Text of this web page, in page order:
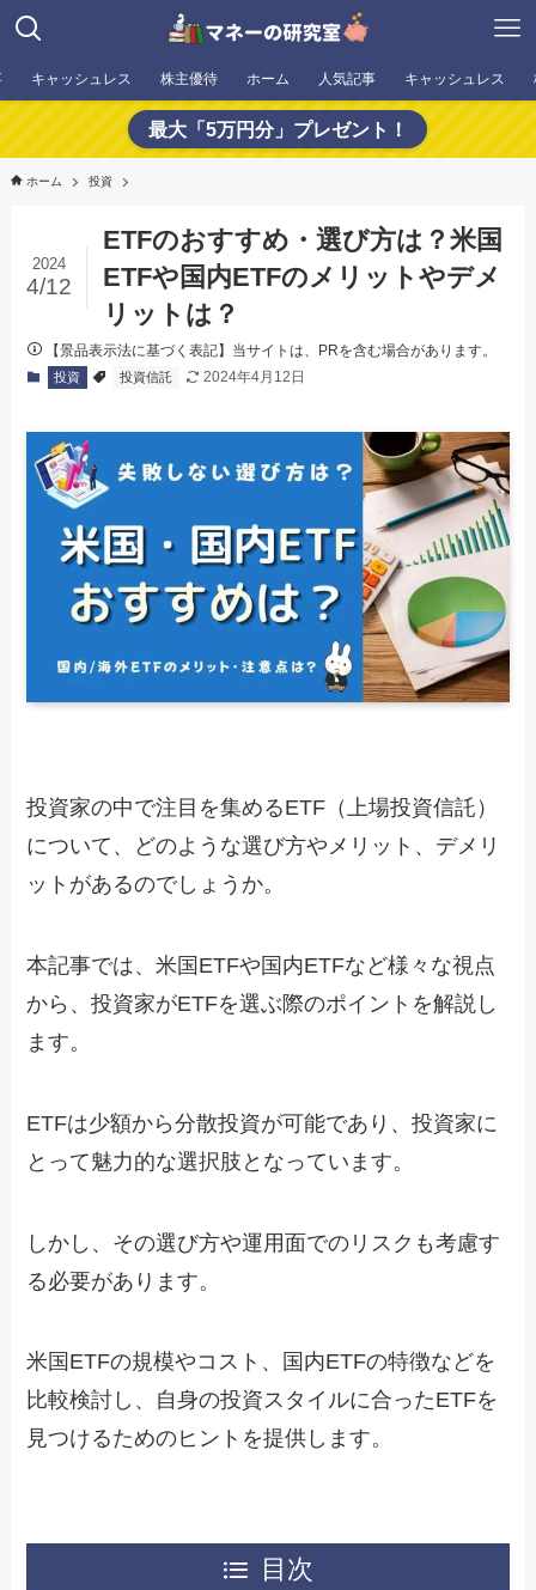
キャッシュレス 株主優待 ホーム 人気記事 キャッシュレス
最大「5万円分」プレゼント！
ホーム 投資
ETFのおすすめ・選び方は？米国
ETFや国内ETFのメリットやデメ
リットは？
2024
4/12
【景品表示法に基づく表記】当サイトは、PRを含む場合があります。
投資 投資信託 2024年4月12日
投資家の中で注目を集めるETF（上場投資信託）
について、どのような選び方やメリット、デメリ
ットがあるのでしょうか。
本記事では、米国ETFや国内ETFなど様々な視点
から、投資家がETFを選ぶ際のポイントを解説し
ます。
ETFは少額から分散投資が可能であり、投資家に
とって魅力的な選択肢となっています。
しかし、その選び方や運用面でのリスクも考慮す
る必要があります。
米国ETFの規模やコスト、国内ETFの特徴などを
比較検討し、自身の投資スタイルに合ったETFを
見つけるためのヒントを提供します。
目次